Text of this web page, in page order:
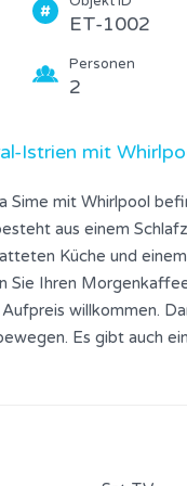
ET-1002
Personen
2
Istrien mit
Sime mit Whirlpool
aus einem
Küche und
Sie Ihren
willkommen.
Es gibt auch
ist, können Sie die
führen.